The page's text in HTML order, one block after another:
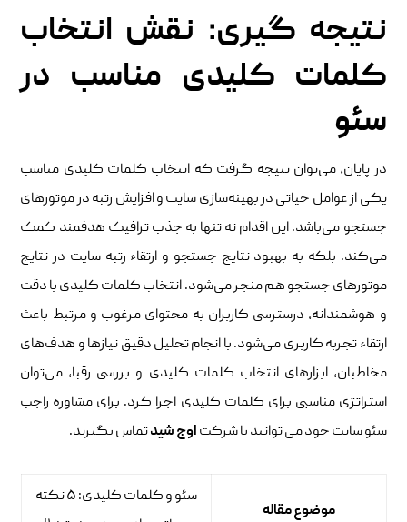
نتیجه گیری: نقش انتخاب
کلمات کلیدی مناسب در
سئو
در پایان، می‌توان نتیجه گرفت که انتخاب کلمات کلیدی مناسب
یکی از عوامل حیاتی در بهینه‌سازی سایت و افزایش رتبه در موتورهای
جستجو می‌باشد. این اقدام نه تنها به جذب ترافیک هدفمند کمک
می‌کند. بلکه به بهبود نتایج جستجو و ارتقاء رتبه سایت در نتایج
موتورهای جستجو هم منجر می‌شود. انتخاب کلمات کلیدی با دقت
و هوشمندانه، درسترسی کاربران به محتوای مرغوب و مرتبط باعث
ارتقاء تجربه کاربری می‌شود. با انجام تحلیل دقیق نیازها و هدف‌های
مخاطبان، ابزارهای انتخاب کلمات کلیدی و بررسی رقبا، می‌توان
استراتژی مناسبی برای کلمات کلیدی اجرا کرد. برای مشاوره راجب
سئو سایت خود می توانید با شرکتاوج شیدتماس بگیرید.
موضوع مقاله
سئو و کلمات کلیدی: ۵ نکته